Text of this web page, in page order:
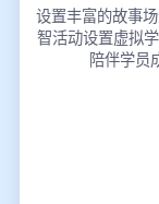
设置丰富的故事
智活动设置虚拟
陪伴学员